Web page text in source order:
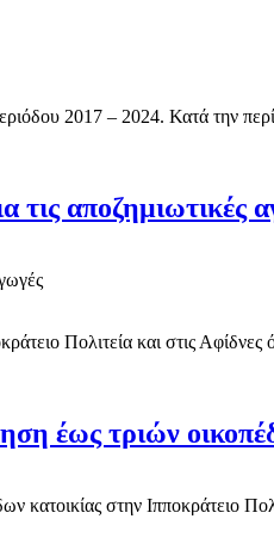
2017 – 2024. Κατά την
αποζημιωτικές
Πολιτεία και στις
έως τριών